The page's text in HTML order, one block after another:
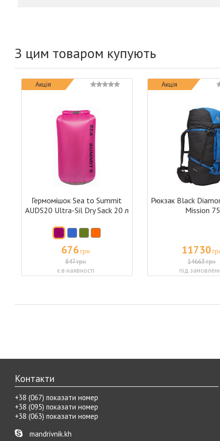
З цим товаром купують
Акція
Гермомішок Sea to Summit
AUDS20 Ultra-Sil Dry Sack 20 л
676грн
847 грн
є в наявності
Акція
Рюкзак Black
Mission 75
11730
14663 грн
під
Контакти
+38 (067) показати номер
+38 (095) показати номер
+38 (063) показати номер
mandrivnik.kh